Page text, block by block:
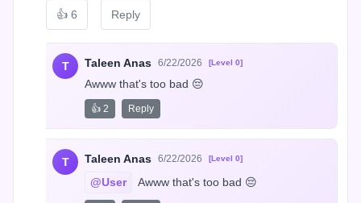
👍 6 Reply
T Taleen Anas 6/22/2026 [Level 0]
Awww that's too bad 😔
👍 2 Reply
T Taleen Anas 6/22/2026 [Level 0]
@User Awww that's too bad 😔